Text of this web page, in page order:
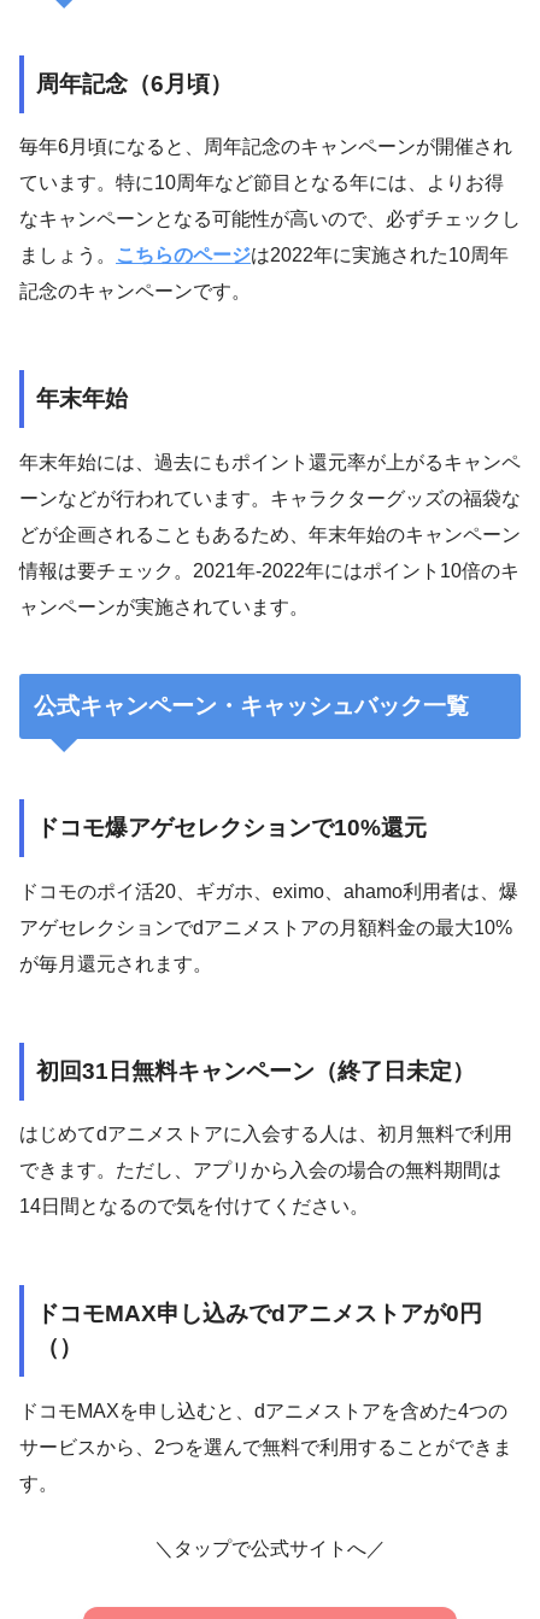
周年記念（6月頃）
毎年6月頃になると、周年記念のキャンペーンが開催され
ています。特に10周年など節目となる年には、よりお得
なキャンペーンとなる可能性が高いので、必ずチェックし
ましょう。
こちらのページは2022年に実施された10周年
記念のキャンペーンです。
年末年始
年末年始には、過去にもポイント還元率が上がるキャンペ
ーンなどが行われています。キャラクターグッズの福袋な
どが企画されることもあるため、年末年始のキャンペーン
情報は要チェック。2021年-2022年にはポイント10倍のキ
ャンペーンが実施されています。
公式キャンペーン・キャッシュバック一覧
ドコモ爆アゲセレクションで10%還元
ドコモのポイ活20、ギガホ、eximo、ahamo利用者は、爆
アゲセレクションでdアニメストアの月額料金の最大10%
が毎月還元されます。
初回31日無料キャンペーン（終了日未定）
はじめてdアニメストアに入会する人は、初月無料で利用
できます。ただし、アプリから入会の場合の無料期間は
14日間となるので気を付けてください。
ドコモMAX申し込みでdアニメストアが0円
（）
ドコモMAXを申し込むと、dアニメストアを含めた4つの
サービスから、2つを選んで無料で利用することができま
す。
＼タップで公式サイトへ／